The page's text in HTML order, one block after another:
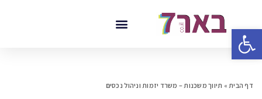
פתח סרגל נגישות
דף הבית» תיווך משכנות – משרד יזמות וניהול נכסים